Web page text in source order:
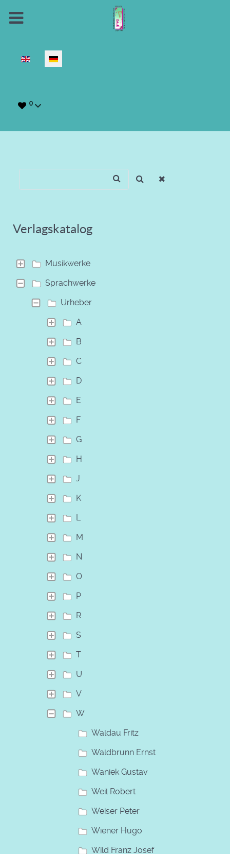
Sprache auswählen
0
Verlagskatalog
Musikwerke
Sprachwerke
Urheber
A
B
C
D
E
F
G
H
J
K
L
M
N
O
P
R
S
T
U
V
W
Waldau Fritz
Waldbrunn Ernst
Waniek Gustav
Weil Robert
Weiser Peter
Wiener Hugo
Wild Franz Josef